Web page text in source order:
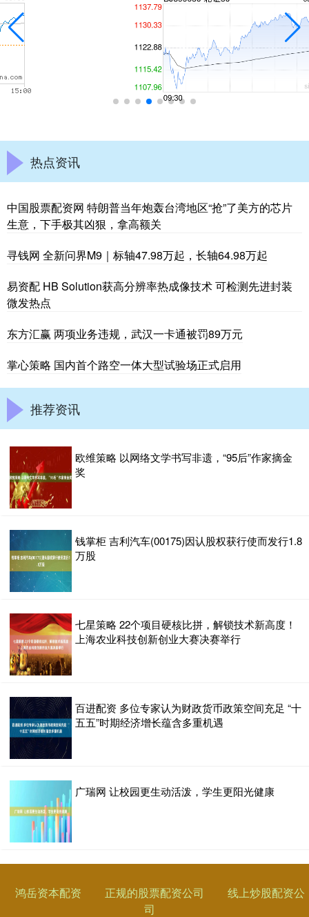
热点资讯
中国股票配资网 特朗普当年炮轰台湾地区“抢”了美方的芯片
生意，下手极其凶狠，拿高额关
寻钱网 全新问界M9｜标轴47.98万起，长轴64.98万起
易资配 HB Solution获高分辨率热成像技术 可检测先进封装
微发热点
东方汇赢 两项业务违规，武汉一卡通被罚89万元
掌心策略 国内首个路空一体大型试验场正式启用
推荐资讯
欧维策略 以网络文学书写非遗，“95后”作家摘金
奖
钱掌柜 吉利汽车(00175)因认股权获行使而发行1.8
万股
七星策略 22个项目硬核比拼，解锁技术新高度！
上海农业科技创新创业大赛决赛举行
百进配资 多位专家认为财政货币政策空间充足 “十
五五”时期经济增长蕴含多重机遇
广瑞网 让校园更生动活泼，学生更阳光健康
鸿岳资本配资 正规的股票配资公司
线上炒股配资公
司